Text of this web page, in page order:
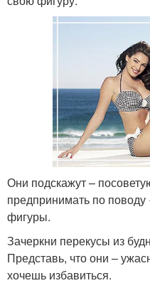
Они подскажут –
предпринимать по
фигуры.
Зачеркни перекусы из
Представь, что они –
хочешь избавиться.